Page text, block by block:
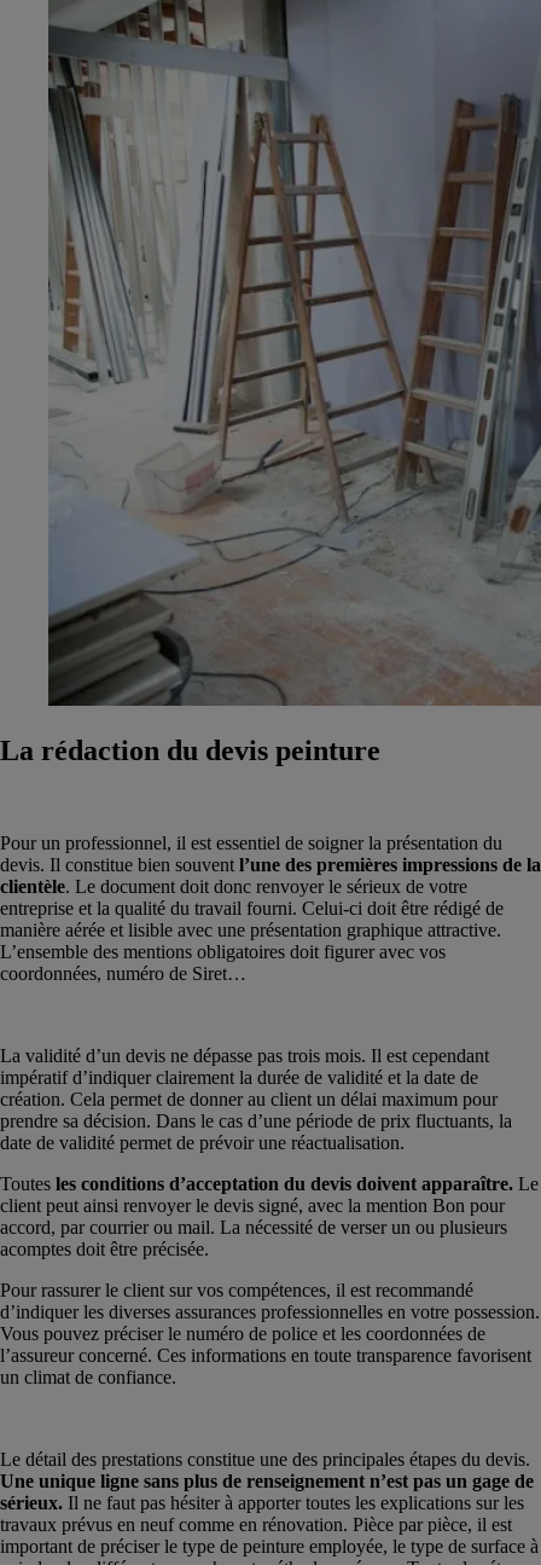
La rédaction du devis peinture
Pour un professionnel, il est essentiel de soigner la présentation du
devis. Il constitue bien souvent l’une des premières impressions de la
clientèle. Le document doit donc renvoyer le sérieux de votre
entreprise et la qualité du travail fourni. Celui-ci doit être rédigé de
manière aérée et lisible avec une présentation graphique attractive.
L’ensemble des mentions obligatoires doit figurer avec vos
coordonnées, numéro de Siret…
La validité d’un devis ne dépasse pas trois mois. Il est cependant
impératif d’indiquer clairement la durée de validité et la date de
création. Cela permet de donner au client un délai maximum pour
prendre sa décision. Dans le cas d’une période de prix fluctuants, la
date de validité permet de prévoir une réactualisation.
Toutes les conditions d’acceptation du devis doivent apparaître. Le
client peut ainsi renvoyer le devis signé, avec la mention Bon pour
accord, par courrier ou mail. La nécessité de verser un ou plusieurs
acomptes doit être précisée.
Pour rassurer le client sur vos compétences, il est recommandé
d’indiquer les diverses assurances professionnelles en votre possession.
Vous pouvez préciser le numéro de police et les coordonnées de
l’assureur concerné. Ces informations en toute transparence favorisent
un climat de confiance.
Le détail des prestations constitue une des principales étapes du devis.
Une unique ligne sans plus de renseignement n’est pas un gage de
sérieux. Il ne faut pas hésiter à apporter toutes les explications sur les
travaux prévus en neuf comme en rénovation. Pièce par pièce, il est
important de préciser le type de peinture employée, le type de surface à